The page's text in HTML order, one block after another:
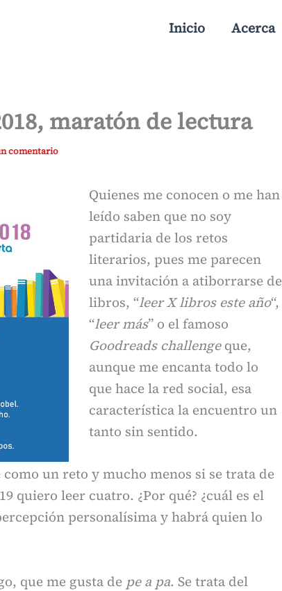
Inicio Acerca
maratón de lectura
comentario
Quienes me conocen o me han
leído saben que no soy
partidaria de los retos
literarios, pues me parecen
una invitación a atiborrarse de
libros, “leer X libros este año“,
“leer más” o el famoso
Goodreads challengeque,
aunque me encanta todo lo
que hace la red social, esa
característica la encuentro un
tanto sin sentido.
un reto y mucho menos si se trata de
quiero leer cuatro. ¿Por qué? ¿cuál es el
personalísima y habrá quien lo
que me gusta de pe a pa. Se trata del